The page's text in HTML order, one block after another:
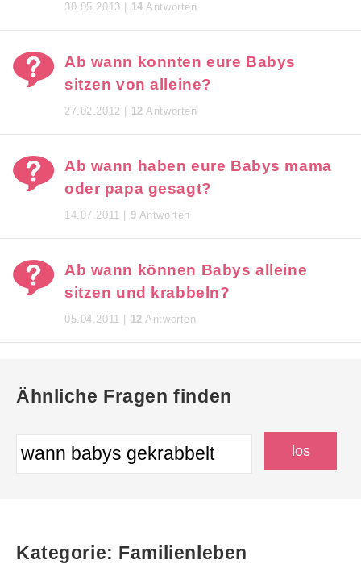
30.05.2013 | 14 Antworten
Ab wann konnten eure Babys
sitzen von alleine?
27.02.2012 | 12 Antworten
Ab wann haben eure Babys mama
oder papa gesagt?
14.07.2011 | 9 Antworten
Ab wann können Babys alleine
sitzen und krabbeln?
05.04.2011 | 12 Antworten
Ähnliche Fragen finden
Kategorie: Familienleben